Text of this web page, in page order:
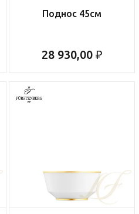
Поднос 45см
28 930,00 ₽